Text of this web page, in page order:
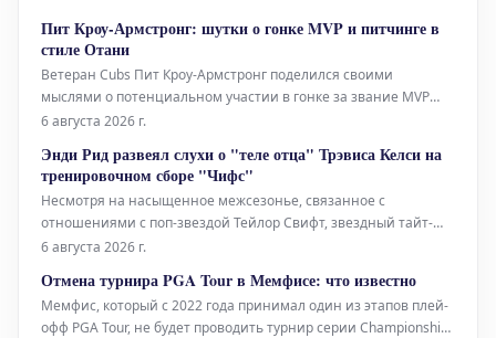
Пит Кроу-Армстронг: шутки о гонке MVP и питчинге в
стиле Отани
Ветеран Cubs Пит Кроу-Армстронг поделился своими
мыслями о потенциальном участии в гонке за звание MVP
Национальной лиги. На вопрос о том, что ему нужно сделать,
возможно, ему придется начать подавать мячи. Эта шутка,
вероятно, являет
6 августа 2026 г.
Энди Рид развеял слухи о "теле отца" Трэвиса Келси на
тренировочном сборе "Чифс"
Несмотря на насыщенное межсезонье, связанное с
отношениями с поп-звездой Тейлор Свифт, звездный тайт-
энд Трэвис Келси прибыл на тренировочный сбор "Канзас-
прокомментировал возникшую полемику вокруг его
физической подготовки.
6 августа 2026 г.
Отмена турнира PGA Tour в Мемфисе: что известно
Мемфис, который с 2022 года принимал один из этапов плей-
офф PGA Tour, не будет проводить турнир серии Championship